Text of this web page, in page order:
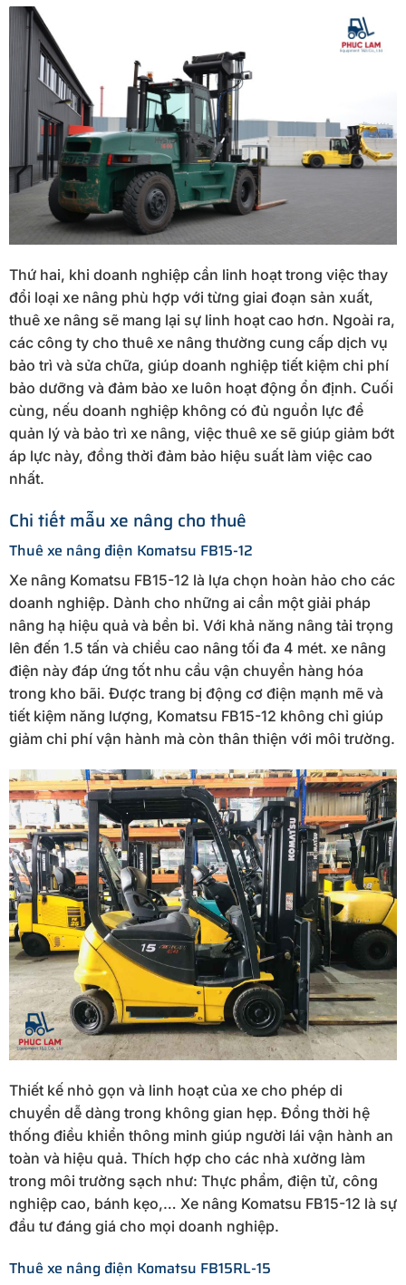
Thứ hai, khi doanh nghiệp cần linh hoạt trong việc thay
đổi loại xe nâng phù hợp với từng giai đoạn sản xuất,
thuê xe nâng sẽ mang lại sự linh hoạt cao hơn. Ngoài ra,
các công ty cho thuê xe nâng thường cung cấp dịch vụ
bảo trì và sửa chữa, giúp doanh nghiệp tiết kiệm chi phí
bảo dưỡng và đảm bảo xe luôn hoạt động ổn định. Cuối
cùng, nếu doanh nghiệp không có đủ nguồn lực để
quản lý và bảo trì xe nâng, việc thuê xe sẽ giúp giảm bớt
áp lực này, đồng thời đảm bảo hiệu suất làm việc cao
nhất.
Chi tiết mẫu xe nâng cho thuê
Thuê xe nâng điện Komatsu FB15-12
Xe nâng Komatsu FB15-12 là lựa chọn hoàn hảo cho các
doanh nghiệp. Dành cho những ai cần một giải pháp
nâng hạ hiệu quả và bền bỉ. Với khả năng nâng tải trọng
lên đến 1.5 tấn và chiều cao nâng tối đa 4 mét. xe nâng
điện này đáp ứng tốt nhu cầu vận chuyển hàng hóa
trong kho bãi. Được trang bị động cơ điện mạnh mẽ và
tiết kiệm năng lượng, Komatsu FB15-12 không chỉ giúp
giảm chi phí vận hành mà còn thân thiện với môi trường.
Thiết kế nhỏ gọn và linh hoạt của xe cho phép di
chuyển dễ dàng trong không gian hẹp. Đồng thời hệ
thống điều khiển thông minh giúp người lái vận hành an
toàn và hiệu quả. Thích hợp cho các nhà xưởng làm
trong môi trường sạch như: Thực phẩm, điện tử, công
nghiệp cao, bánh kẹo,… Xe nâng Komatsu FB15-12 là sự
đầu tư đáng giá cho mọi doanh nghiệp.
Thuê xe nâng điện Komatsu FB15RL-15